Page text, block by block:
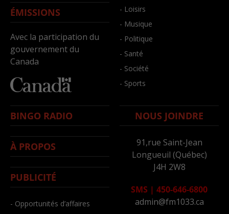
ÉMISSIONS
Avec la participation du
gouvernement du
Canada
- Loisirs
- Musique
- Politique
- Santé
- Société
- Sports
BINGO RADIO
À PROPOS
PUBLICITÉ
- Opportunités d’affaires
NOUS JOINDRE
91,rue Saint-Jean
Longueuil (Québec)
J4H 2W8
SMS | 450-646-6800
admin@fm1033.ca